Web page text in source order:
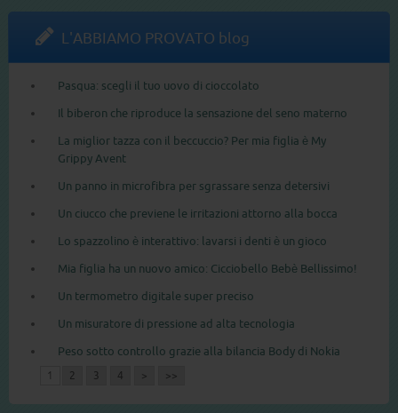
L'ABBIAMO PROVATO blog
Pasqua: scegli il tuo uovo di cioccolato
Il biberon che riproduce la sensazione del seno materno
La miglior tazza con il beccuccio? Per mia figlia è My
Grippy Avent
Un panno in microfibra per sgrassare senza detersivi
Un ciucco che previene le irritazioni attorno alla bocca
Lo spazzolino è interattivo: lavarsi i denti è un gioco
Mia figlia ha un nuovo amico: Cicciobello Bebè Bellissimo!
Un termometro digitale super preciso
Un misuratore di pressione ad alta tecnologia
Peso sotto controllo grazie alla bilancia Body di Nokia
1 2 3 4 > >>